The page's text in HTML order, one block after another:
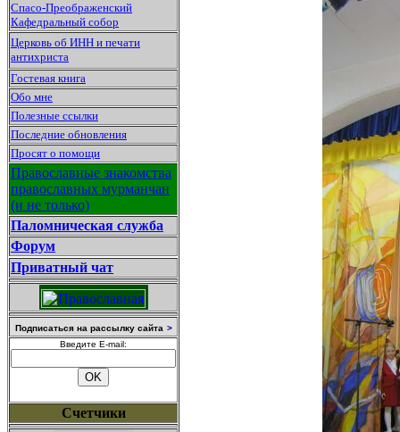
Спасо-Преображенский
Кафедральный собор
Церковь об ИНН и печати
антихриста
Гостевая книга
Обо мне
Полезные ссылки
Последние обновления
Просят о помощи
Православные знакомства
православных мурманчан
(и не только)
Паломническая служба
Форум
Приватный чат
Подписаться на рассылку сайта >
Введите E-mail:
Счетчики